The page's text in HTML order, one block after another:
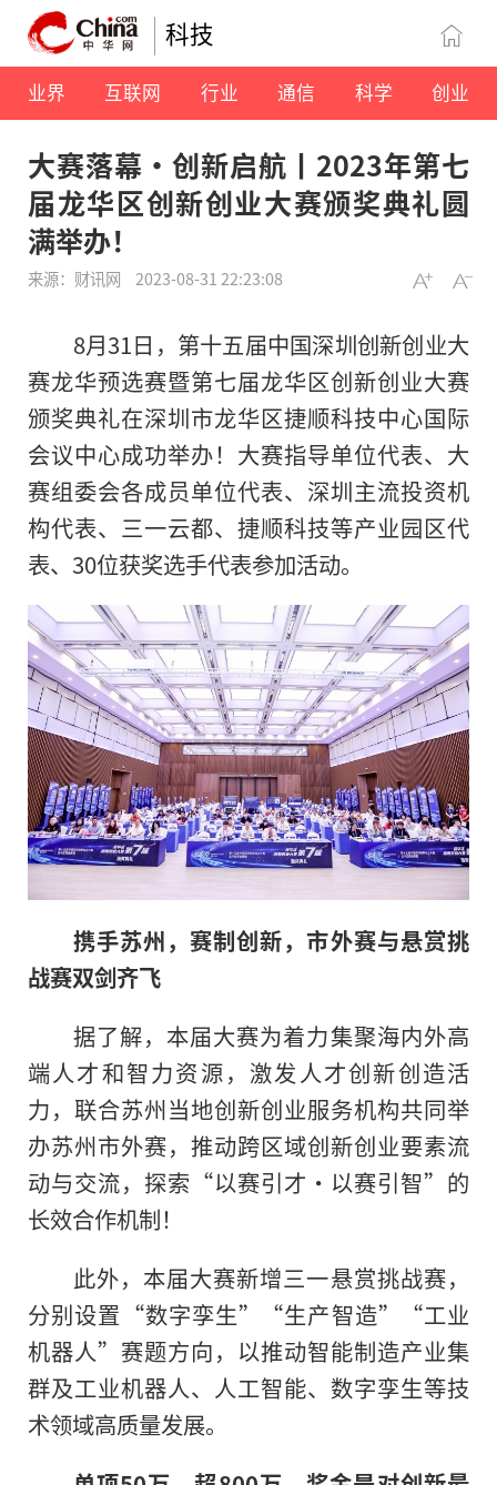
科技
业界 互联网 行业 通信 科学 创业
大赛落幕·创新启航丨2023年第七
届龙华区创新创业大赛颁奖典礼圆
满举办！
来源：财讯网 2023-08-31 22:23:08
8月31日，第十五届中国深圳创新创业大
赛龙华预选赛暨第七届龙华区创新创业大赛
颁奖典礼在深圳市龙华区捷顺科技中心国际
会议中心成功举办！大赛指导单位代表、大
赛组委会各成员单位代表、深圳主流投资机
构代表、三一云都、捷顺科技等产业园区代
表、30位获奖选手代表参加活动。
携手苏州，赛制创新，市外赛与悬赏挑
战赛双剑齐飞
据了解，本届大赛为着力集聚海内外高
端人才和智力资源，激发人才创新创造活
力，联合苏州当地创新创业服务机构共同举
办苏州市外赛，推动跨区域创新创业要素流
动与交流，探索“以赛引才·以赛引智”的
长效合作机制！
此外，本届大赛新增三一悬赏挑战赛，
分别设置“数字孪生”“生产智造”“工业
机器人”赛题方向，以推动智能制造产业集
群及工业机器人、人工智能、数字孪生等技
术领域高质量发展。